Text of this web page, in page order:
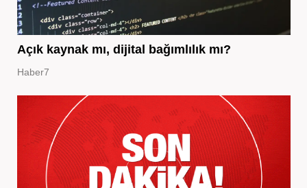
Açık kaynak mı, dijital bağımlılık mı?
Haber7